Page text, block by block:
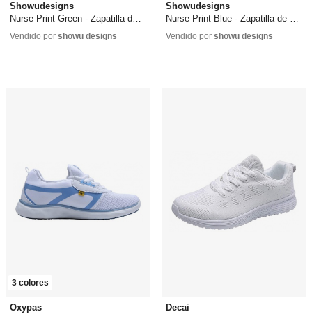
Showudesigns
Nurse Print Green - Zapatilla de enfermera
26,99 €
Vendido porshowu designs
Showudesigns
Nurse Print Blue - Zapatilla de enfermera
26,99 €
Vendido por showu designs
3 colores
Oxypas
Decai